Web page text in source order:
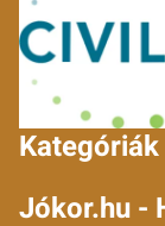
Kategóriák
Jókor.hu -